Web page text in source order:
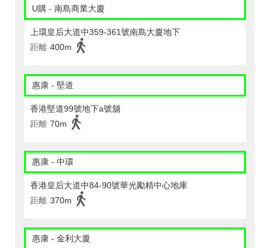
U購 - 南島商業大廈
上環皇后大道中359-361號南島大廈地下
距離 400m
惠康 - 堅道
香港堅道99號地下a號舖
距離 70m
惠康 - 中環
香港皇后大道中84-90號華光勵精中心地庫
距離 370m
惠康 - 金利大廈